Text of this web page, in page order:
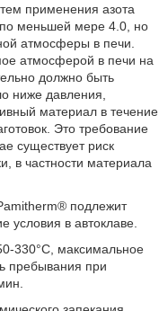
применения азота
по меньшей мере 4.0, но
атмосферы в печи.
атмосферой в печи на
должно быть
ниже давления,
материал в течение
Это требование
существует риск
в частности материала
подлежит
в автоклаве.
330°C, максимальное
пребывания при